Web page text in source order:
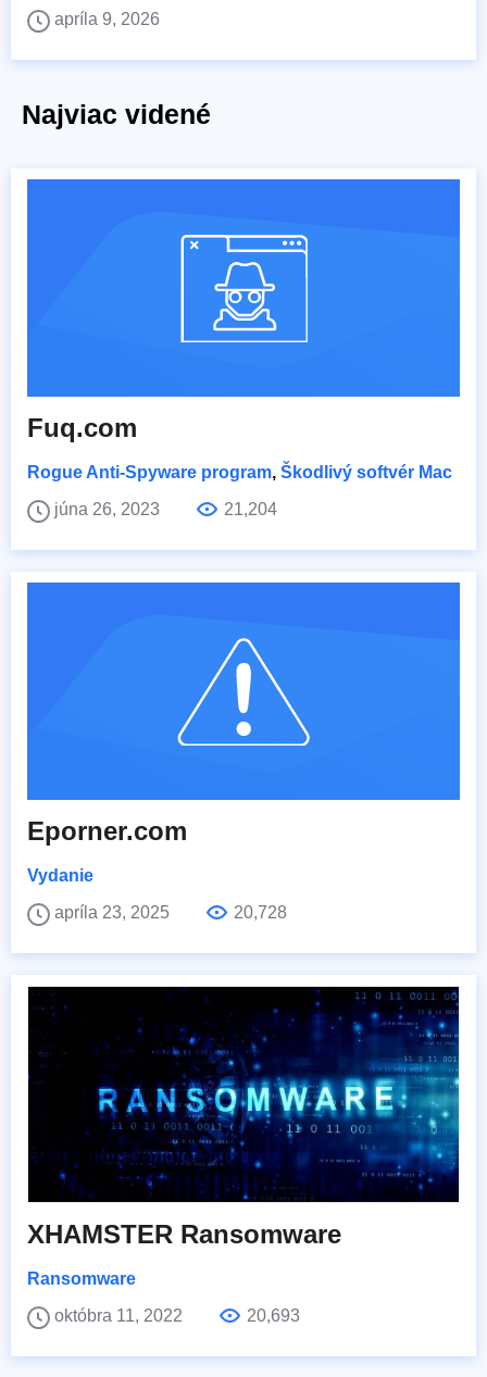
apríla 9, 2026
Najviac videné
Fuq.com
Rogue Anti-Spyware program, Škodlivý softvér Mac
júna 26, 2023
21,204
Eporner.com
Vydanie
apríla 23, 2025
20,728
XHAMSTER Ransomware
Ransomware
októbra 11, 2022
20,693